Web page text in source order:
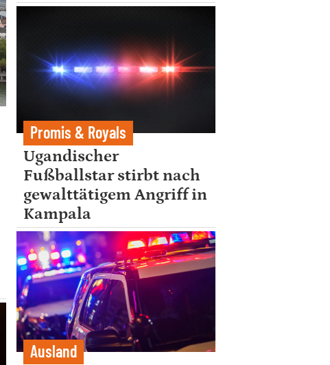
Promis & Royals
Ugandischer
Fußballstar stirbt nach
gewalttätigem Angriff in
Kampala
Ausland